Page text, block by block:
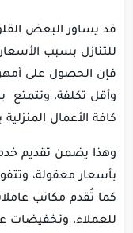
قد يساور البعض
للتنازل بسبب
فإن الحصول على
وأقل تكلفة، وتتمتع
كافة الأعمال المنزلية
وهذا يضمن تقديم
بأسعار معقولة،
كما تُقدم مكاتب
للعملاء، وتخفيضات